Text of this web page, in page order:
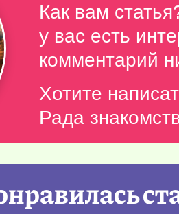
Как вам
у вас есть
комментарий
Хотите
Рада